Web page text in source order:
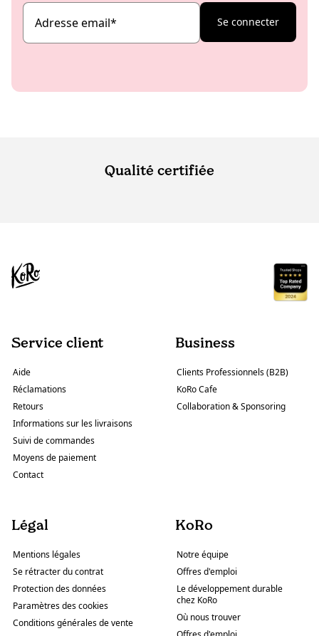
Adresse email* Se connecter
Qualité certifiée
Service client
Aide
Réclamations
Retours
Informations sur les livraisons
Suivi de commandes
Moyens de paiement
Contact
Business
Clients Professionnels (B2B)
KoRo Cafe
Collaboration & Sponsoring
Légal
Mentions légales
Se rétracter du contrat
Protection des données
Paramètres des cookies
Conditions générales de vente
KoRo
Notre équipe
Offres d'emploi
Le développement durable
chez KoRo
Où nous trouver